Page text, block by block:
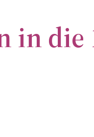
in die